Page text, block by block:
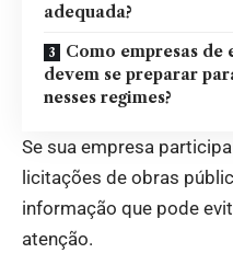
adequada?
Como empresas de
devem se preparar
nesses regimes?
Se sua empresa
licitações de obras
informação que pode
atenção.